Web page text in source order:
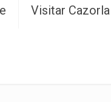
Visitar Cazorla